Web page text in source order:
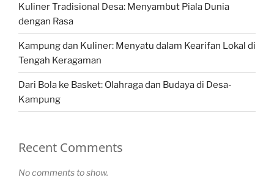
Kuliner Tradisional Desa: Menyambut Piala Dunia
dengan Rasa
Kampung dan Kuliner: Menyatu dalam Kearifan Lokal di
Tengah Keragaman
Dari Bola ke Basket: Olahraga dan Budaya di Desa-
Kampung
Recent Comments
No comments to show.